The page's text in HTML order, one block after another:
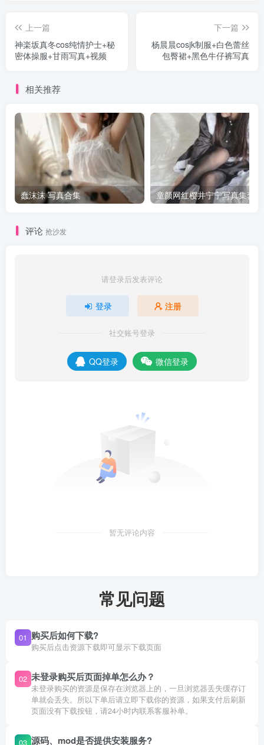
上一篇
神楽坂真冬cos纯情护士+秘
密体操服+甘雨写真+视频
下一篇
杨晨晨cosjk制服+白色蕾丝
包臀裙+黑色牛仔裤写真
相关推荐
蠢沫沫 写真合集 童颜网红樱井宁宁写真集套图
评论 抢沙发
请登录后发表评论
登录 注册
社交账号登录
QQ登录 微信登录
暂无评论内容
常见问题
01 购买后如何下载?
购买后点击资源下载即可显示下载页面
02 未登录购买后页面掉单怎么办？
未登录购买的资源是保存在浏览器上的，一旦浏览器丢失缓存订
单就会丢失。所以下单后请立即下载你的资源，如果支付后刷新
页面没有下载按钮，请24小时内联系客服补单。
03 源码、mod是否提供安装服务?